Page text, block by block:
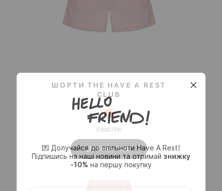
ШОРТИ THE HAVE A REST
CLUB
3 600 ГРН
ДЕТАЛЬНІШЕ
💌 Долучайся до спільноти Have A Rest!
Підпишись на наші новини та отримай знижку
-10% на першу покупку